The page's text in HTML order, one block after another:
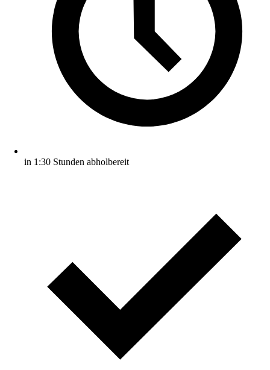
in 1:30 Stunden abholbereit